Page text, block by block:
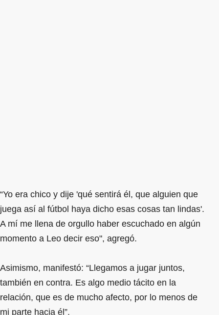
“Yo era chico y dije 'qué sentirá él, que alguien que
juega así al fútbol haya dicho esas cosas tan lindas'.
A mí me llena de orgullo haber escuchado en algún
momento a Leo decir eso", agregó.
Asimismo, manifestó: “Llegamos a jugar juntos,
también en contra. Es algo medio tácito en la
relación, que es de mucho afecto, por lo menos de
mi parte hacia él”.